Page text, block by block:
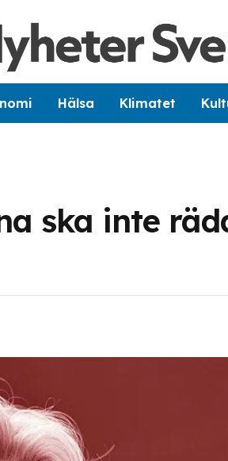
Hälsa Klimatet
ska inte